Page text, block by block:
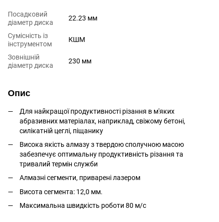
Посадковий
діаметр диска
22.23 мм
Сумісність із
інструментом
КШМ
Зовнішній
діаметр диска
230 мм
Опис
Для найкращої продуктивності різання в м'яких
абразивних матеріалах, наприклад, свіжому бетоні,
силікатній цеглі, піщанику
Висока якість алмазу з твердою сполучною масою
забезпечує оптимальну продуктивність різання та
тривалий термін служби
Алмазні сегменти, приварені лазером
Висота сегмента: 12,0 мм.
Максимальна швидкість роботи 80 м/с